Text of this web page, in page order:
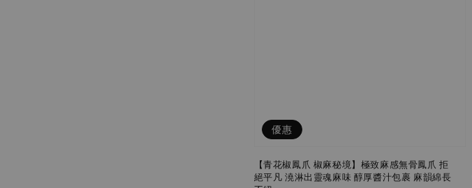
優惠
【青花椒鳳爪 椒麻秘境】極致麻感無骨鳳爪 拒
絕平凡 澆淋出靈魂麻味 醇厚醬汁包裹 麻韻綿長